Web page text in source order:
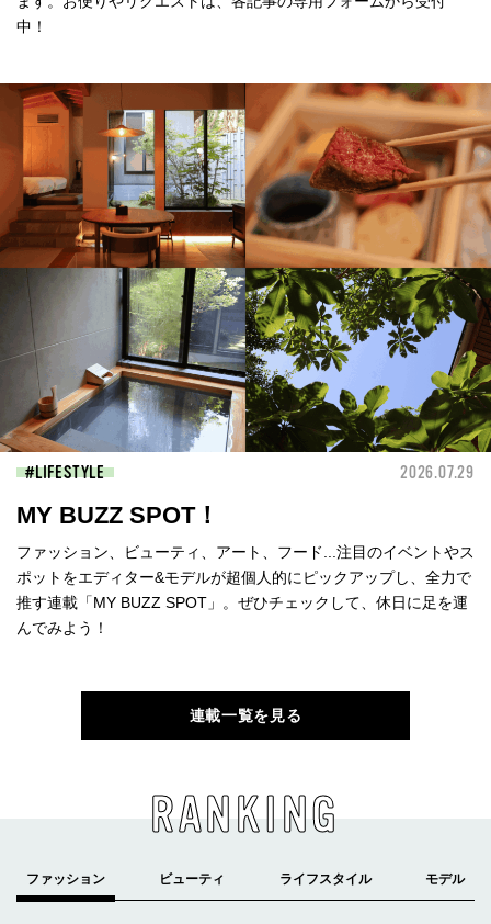
中！
LIFESTYLE 2026.07.29
MY BUZZ SPOT！
ファッション、ビューティ、アート、フード...注目のイベントやス
ポットをエディター&モデルが超個人的にピックアップし、全力で
推す連載「MY BUZZ SPOT」。ぜひチェックして、休日に足を運
んでみよう！
連載一覧を見る
RANKING